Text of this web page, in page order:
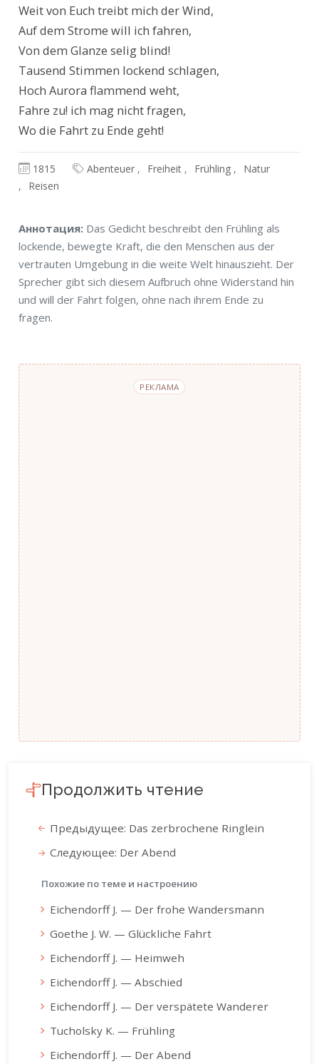
Weit von Euch treibt mich der Wind,
Auf dem Strome will ich fahren,
Von dem Glanze selig blind!
Tausend Stimmen lockend schlagen,
Hoch Aurora flammend weht,
Fahre zu! ich mag nicht fragen,
Wo die Fahrt zu Ende geht!
1815 Abenteuer Freiheit Frühling
Natur
Reisen
Аннотация
Аннотация: Das Gedicht beschreibt den Frühling als
lockende, bewegte Kraft, die den Menschen aus der
vertrauten Umgebung in die weite Welt hinauszieht. Der
Sprecher gibt sich diesem Aufbruch ohne Widerstand hin
und will der Fahrt folgen, ohne nach ihrem Ende zu
fragen.
РЕКЛАМА
Продолжить чтение
Предыдущее: Das zerbrochene Ringlein
Следующее: Der Abend
Похожие по теме и настроению
Eichendorff J. — Der frohe Wandersmann
Goethe J. W. — Glückliche Fahrt
Eichendorff J. — Heimweh
Eichendorff J. — Abschied
Eichendorff J. — Der verspätete Wanderer
Tucholsky K. — Frühling
Eichendorff J. — Der Abend